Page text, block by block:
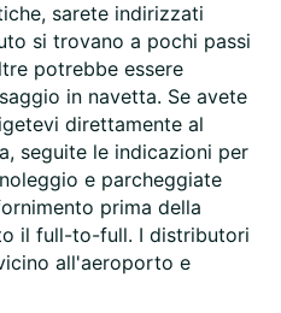
sarete indirizzati
si trovano a pochi passi
potrebbe essere
in navetta. Se avete
direttamente al
seguite le indicazioni per
e parcheggiate
prima della
il full-to-full. I distributori
all'aeroporto e